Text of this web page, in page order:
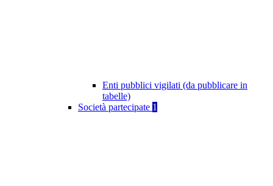
Enti pubblici vigilati (da pubblicare in
tabelle)
Società partecipate 1